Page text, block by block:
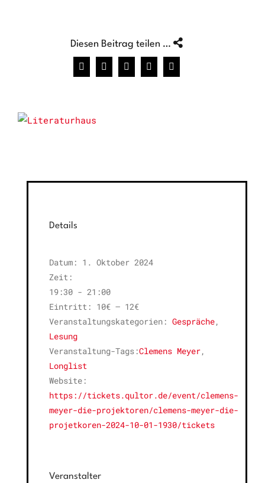
Diesen Beitrag teilen …
Facebook
X WhatsAppPinterest
E-
Mail
Details
Datum: 1. Oktober 2024
Zeit:
19:30 - 21:00
Eintritt: 10€ – 12€
Veranstaltungskategorien: Gespräche,
Lesung
Veranstaltung-Tags:Clemens Meyer,
Longlist
Website:
https://tickets.qultor.de/event/clemens-
meyer-die-projektoren/clemens-meyer-die-
projetkoren-2024-10-01-1930/tickets
Veranstalter